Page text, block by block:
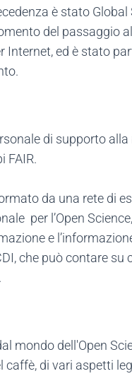
è stato
del passaggio
ed è stato
di supporto
FAIR.
da una rete di
per l’Open
e
che può contare su
mondo dell'Open
di vari aspetti